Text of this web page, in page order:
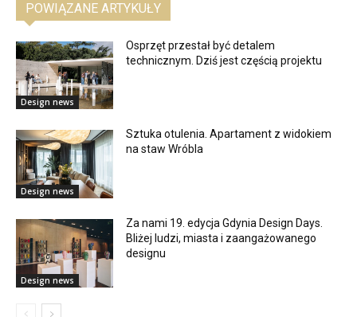
POWIĄZANE ARTYKUŁY
Design news
Osprzęt przestał być detalem
technicznym. Dziś jest częścią projektu
Design news
Sztuka otulenia. Apartament z widokiem
na staw Wróbla
Design news
Za nami 19. edycja Gdynia Design Days.
Bliżej ludzi, miasta i zaangażowanego
designu